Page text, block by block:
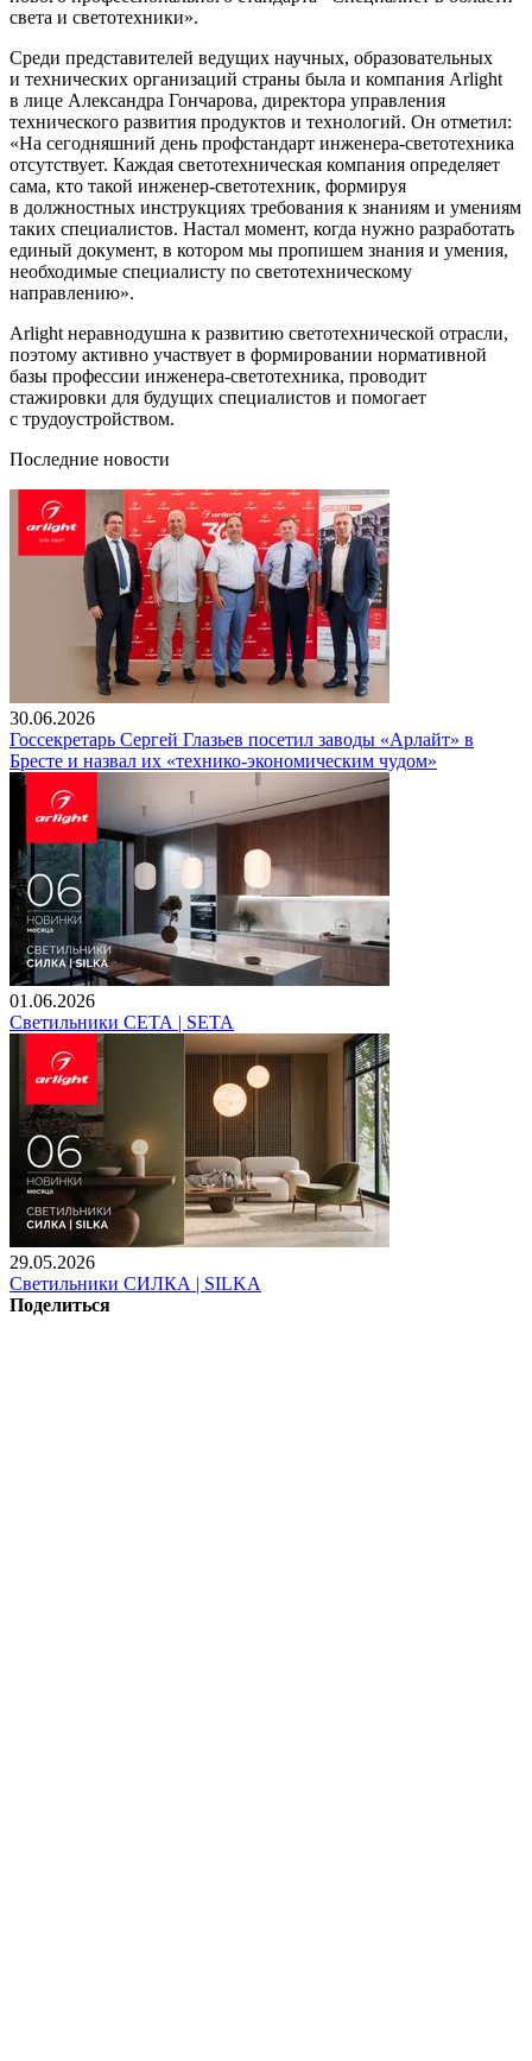
света и светотехники».
Среди представителей ведущих научных, образовательных
и технических организаций страны была и компания Arlight
в лице Александра Гончарова, директора управления
технического развития продуктов и технологий. Он отметил:
«На сегодняшний день профстандарт инженера-светотехника
отсутствует. Каждая светотехническая компания определяет
сама, кто такой инженер-светотехник, формируя
в должностных инструкциях требования к знаниям и умениям
таких специалистов. Настал момент, когда нужно разработать
единый документ, в котором мы пропишем знания и умения,
необходимые специалисту по светотехническому
направлению».
Arlight неравнодушна к развитию светотехнической отрасли,
поэтому активно участвует в формировании нормативной
базы профессии инженера-светотехника, проводит
стажировки для будущих специалистов и помогает
с трудоустройством.
Последние новости
30.06.2026
Госсекретарь Сергей Глазьев посетил заводы «Арлайт» в
Бресте и назвал их «технико-экономическим чудом»
01.06.2026
Светильники СЕТА | SETA
29.05.2026
Светильники СИЛКА | SILKA
Поделиться